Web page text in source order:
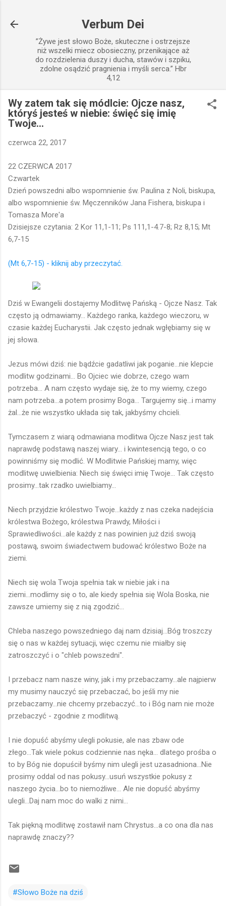
Verbum Dei
”Żywe jest słowo Boże, skuteczne i ostrzejsze
niż wszelki miecz obosieczny, przenikające aż
do rozdzielenia duszy i ducha, stawów i szpiku,
zdolne osądzić pragnienia i myśli serca.” Hbr
4,12
Wy zatem tak się módlcie: Ojcze nasz,
któryś jesteś w niebie: święć się imię
Twoje...
czerwca 22, 2017
22 CZERWCA 2017
Czwartek
Dzień powszedni albo wspomnienie św. Paulina z Noli, biskupa,
albo wspomnienie św. Męczenników Jana Fishera, biskupa i
Tomasza More'a
Dzisiejsze czytania: 2 Kor 11,1-11; Ps 111,1-4.7-8; Rz 8,15; Mt
6,7-15
(Mt 6,7-15) - kliknij aby przeczytać.
Dziś w Ewangelii dostajemy Modlitwę Pańską - Ojcze Nasz. Tak
często ją odmawiamy... Każdego ranka, każdego wieczoru, w
czasie każdej Eucharystii. Jak często jednak wgłębiamy się w
jej słowa.
Jezus mówi dziś: nie bądźcie gadatliwi jak poganie...nie klepcie
modlitw godzinami... Bo Ojciec wie dobrze, czego wam
potrzeba... A nam często wydaje się, że to my wiemy, czego
nam potrzeba...a potem prosimy Boga... Targujemy się...i mamy
żal...że nie wszystko układa się tak, jakbyśmy chcieli.
Tymczasem z wiarą odmawiana modlitwa Ojcze Nasz jest tak
naprawdę podstawą naszej wiary... i kwintesencją tego, o co
powinniśmy się modlić. W Modlitwie Pańskiej mamy, więc
modlitwę uwielbienia: Niech się święci imię Twoje... Tak często
prosimy...tak rzadko uwielbiamy...
Niech przyjdzie królestwo Twoje...każdy z nas czeka nadejścia
królestwa Bożego, królestwa Prawdy, Miłości i
Sprawiedliwości...ale każdy z nas powinien już dziś swoją
postawą, swoim świadectwem budować królestwo Boże na
ziemi.
Niech się wola Twoja spełnia tak w niebie jak i na
ziemi...modlimy się o to, ale kiedy spełnia się Wola Boska, nie
zawsze umiemy się z nią zgodzić...
Chleba naszego powszedniego daj nam dzisiaj...Bóg troszczy
się o nas w każdej sytuacji, więc czemu nie miałby się
zatroszczyć i o "chleb powszedni".
I przebacz nam nasze winy, jak i my przebaczamy...ale najpierw
my musimy nauczyć się przebaczać, bo jeśli my nie
przebaczamy...nie chcemy przebaczyć...to i Bóg nam nie może
przebaczyć - zgodnie z modlitwą.
I nie dopuść abyśmy ulegli pokusie, ale nas zbaw ode
złego...Tak wiele pokus codziennie nas nęka... dlatego prośba o
to by Bóg nie dopuścił byśmy nim ulegli jest uzasadniona...Nie
prosimy oddal od nas pokusy...usuń wszystkie pokusy z
naszego życia...bo to niemożliwe... Ale nie dopuść abyśmy
ulegli...Daj nam moc do walki z nimi...
Tak piękną modlitwę zostawił nam Chrystus...a co ona dla nas
naprawdę znaczy??
#Słowo Boże na dziś